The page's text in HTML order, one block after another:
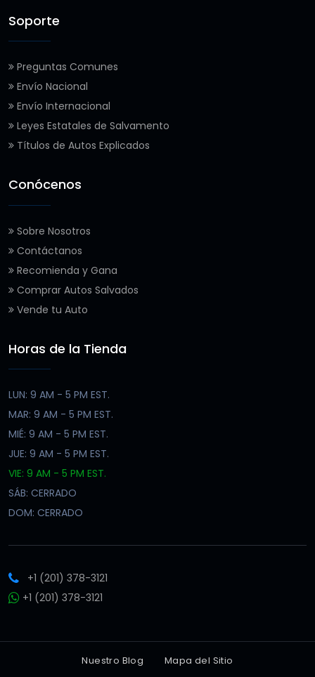
Soporte
Preguntas Comunes
Envío Nacional
Envío Internacional
Leyes Estatales de Salvamento
Títulos de Autos Explicados
Conócenos
Sobre Nosotros
Contáctanos
Recomienda y Gana
Comprar Autos Salvados
Vende tu Auto
Horas de la Tienda
LUN: 9 AM - 5 PM EST.
MAR: 9 AM - 5 PM EST.
MIÉ: 9 AM - 5 PM EST.
JUE: 9 AM - 5 PM EST.
VIE: 9 AM - 5 PM EST.
SÁB: CERRADO
DOM: CERRADO
+1 (201) 378-3121
+1 (201) 378-3121
Nuestro Blog Mapa del Sitio